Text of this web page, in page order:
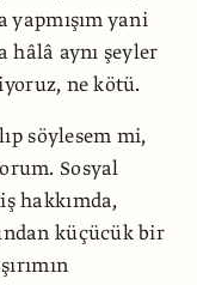
yapmışım yani
hâlâ aynı şeyler
ne kötü.
söylesem mi,
Sosyal
hakkımda,
küçücük bir